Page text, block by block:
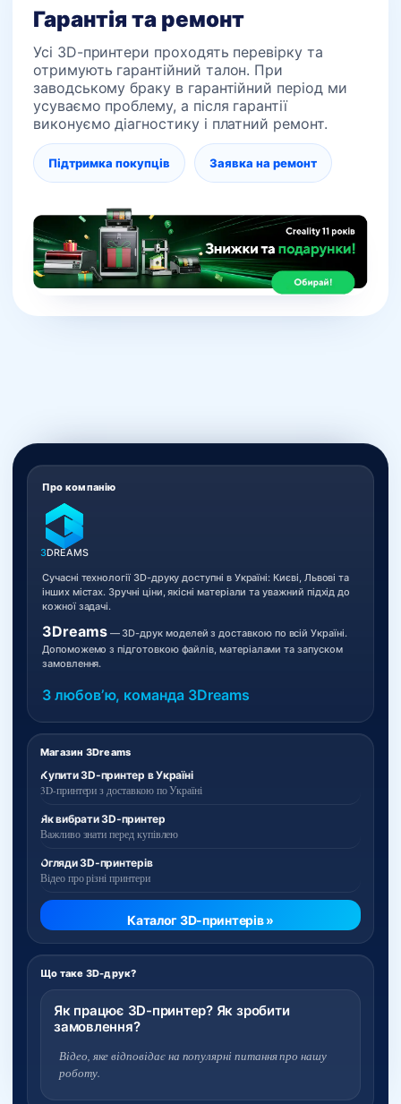
Гарантія та ремонт
Усі 3D-принтери проходять перевірку та
отримують гарантійний талон. При
заводському браку в гарантійний період ми
усуваємо проблему, а після гарантії
виконуємо діагностику і платний ремонт.
Підтримка покупців Заявка на ремонт
Магазин 3Dreams
Купити 3D-принтер в Україні
3D-принтери з доставкою по Україні
Як вибрати 3D-принтер
Важливо знати перед купівлею
Огляди 3D-принтерів
Відео про різні принтери
Каталог 3D-принтерів »
Що таке 3D-друк?
Як працює 3D-принтер? Як зробити
замовлення?
Відео, яке відповідає на популярні питання про нашу
роботу.
Про компанію
3DREAMS
Сучасні технології 3D-друку доступні в Україні: Києві, Львові та
інших містах. Зручні ціни, якісні матеріали та уважний підхід до
кожної задачі.
3Dreams— 3D-друк моделей з доставкою по всій Україні.
Допоможемо з підготовкою файлів, матеріалами та запуском
замовлення.
З любовʼю, команда 3Dreams